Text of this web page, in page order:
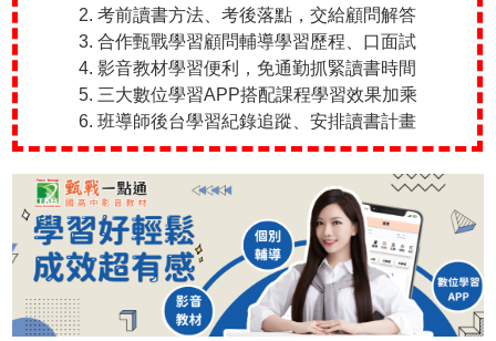
2. 考前讀書方法、考後落點，交給顧問解答
3. 合作甄戰學習顧問輔導學習歷程、口面試
4. 影音教材學習便利，免通勤抓緊讀書時間
5. 三大數位學習APP搭配課程學習效果加乘
6. 班導師後台學習紀錄追蹤、安排讀書計畫